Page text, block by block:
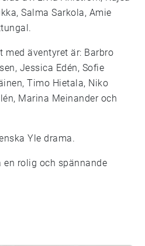
Salma Sarkola, Amie
med äventyret är: Barbro
Jessica Edén, Sofie
Timo Hietala, Niko
Marina Meinander och
Yle drama.
rolig och spännande